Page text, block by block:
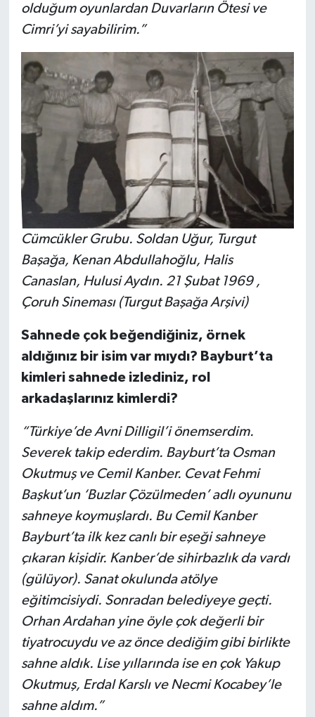
olduğum oyunlardan Duvarların Ötesi ve
Cimri’yi sayabilirim.”
Cümcükler Grubu. Soldan Uğur, Turgut
Başağa, Kenan Abdullahoğlu, Halis
Canaslan, Hulusi Aydın. 21 Şubat 1969 ,
Çoruh Sineması (Turgut Başağa Arşivi)
Sahnede çok beğendiğiniz, örnek
aldığınız bir isim var mıydı? Bayburt’ta
kimleri sahnede izlediniz, rol
arkadaşlarınız kimlerdi?
“Türkiye’de Avni Dilligil’i önemserdim.
Severek takip ederdim. Bayburt’ta Osman
Okutmuş ve Cemil Kanber. Cevat Fehmi
Başkut’un ‘Buzlar Çözülmeden’ adlı oyununu
sahneye koymuşlardı. Bu Cemil Kanber
Bayburt’ta ilk kez canlı bir eşeği sahneye
çıkaran kişidir. Kanber’de sihirbazlık da vardı
(gülüyor). Sanat okulunda atölye
eğitimcisiydi. Sonradan belediyeye geçti.
Orhan Ardahan yine öyle çok değerli bir
tiyatrocuydu ve az önce dediğim gibi birlikte
sahne aldık. Lise yıllarında ise en çok Yakup
Okutmuş, Erdal Karslı ve Necmi Kocabey’le
sahne aldım.”